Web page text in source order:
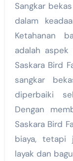
Sangkar
dalam
Ketahanan
adalah
Saskara Bird
sangkar
diperbaiki
Dengan
Saskara Bird
biaya, tetapi
layak dan